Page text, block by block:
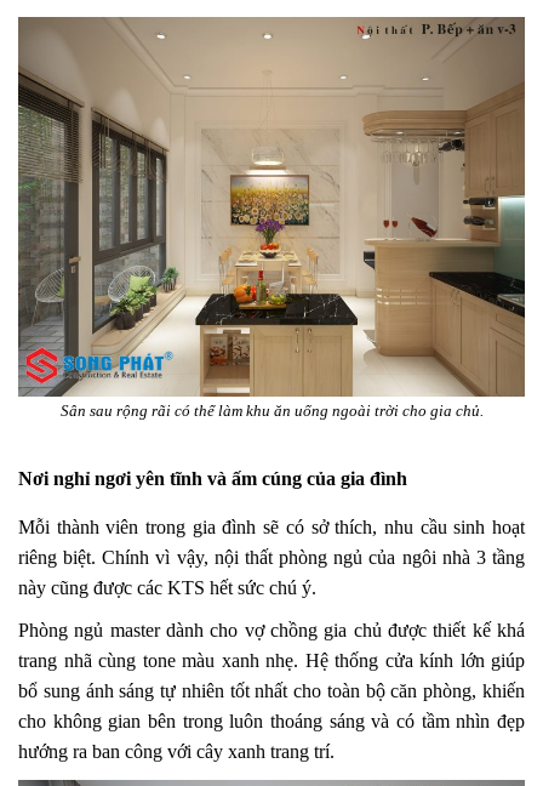
Sân sau rộng rãi có thể làm khu ăn uống ngoài trời cho gia chủ.
Nơi nghỉ ngơi yên tĩnh và ấm cúng của gia đình
Mỗi thành viên trong gia đình sẽ có sở thích, nhu cầu sinh hoạt
riêng biệt. Chính vì vậy, nội thất phòng ngủ của ngôi nhà 3 tầng
này cũng được các KTS hết sức chú ý.
Phòng ngủ master dành cho vợ chồng gia chủ được thiết kế khá
trang nhã cùng tone màu xanh nhẹ. Hệ thống cửa kính lớn giúp
bổ sung ánh sáng tự nhiên tốt nhất cho toàn bộ căn phòng, khiến
cho không gian bên trong luôn thoáng sáng và có tầm nhìn đẹp
hướng ra ban công với cây xanh trang trí.